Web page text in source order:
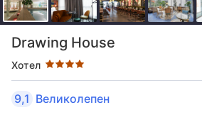
Drawing House
Хотел
Оценка в звезди: 4 звезди
9,1 Великолепен